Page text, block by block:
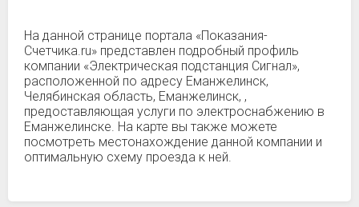
На данной странице портала «Показания-
Счетчика.ru» представлен подробный профиль
компании «Электрическая подстанция Сигнал»,
расположенной по адресу Еманжелинск,
Челябинская область, Еманжелинск, ,
предоставляющая услуги по электроснабжению в
Еманжелинске. На карте вы также можете
посмотреть местонахождение данной компании и
оптимальную схему проезда к ней.